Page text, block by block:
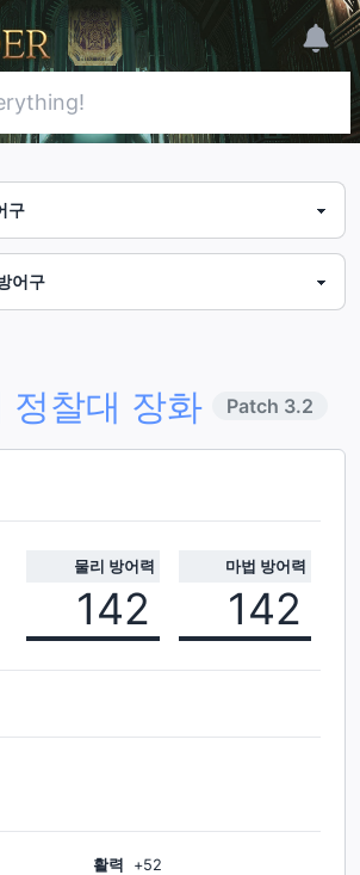
정찰대 장화 Patch 3.2
물리 방어력
142
마법 방어력
142
활력 +52